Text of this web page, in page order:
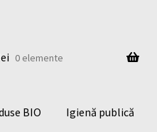
0 elemente
BIO Igienă publică